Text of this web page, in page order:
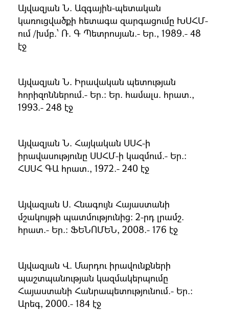
Այվազյան Ն. Ազգային-պետական
կառուցվածքի հետագա զարգացումը ԽՍՀՄ-
ում /խմբ.՝ Ռ. Գ Պետրոսյան.- Եր., 1989.- 48
էջ
Այվազյան Ն. Իրավական պետության
հորիզոններում.- Եր.։ Եր. համալս. հրատ.,
1993.- 248 էջ
Այվազյան Ն. Հայկական ՍՍՀ-ի
իրավասությունը ՍՍՀՄ-ի կազմում.- Եր.։
ՀՍՍՀ ԳԱ հրատ., 1972.- 240 էջ
Այվազյան Ս. Հնագույն Հայաստանի
մշակույթի պատմությունից։ 2-րդ լրամշ.
հրատ.- Եր.։ ՖԵՆՈՄԵՆ, 2008.- 176 էջ
Այվազյան Վ. Մարդու իրավունքների
պաշտպանության կազմակերպումը
Հայաստանի Հանրապետությունում.- Եր.։
Արեգ, 2000.- 184 էջ